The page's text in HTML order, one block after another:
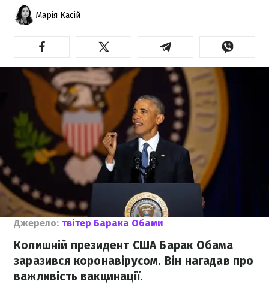
Марія Касій
Джерело: твітер Барака Обами
Колишній президент США Барак Обама
заразився коронавірусом. Він нагадав про
важливість вакцинації.